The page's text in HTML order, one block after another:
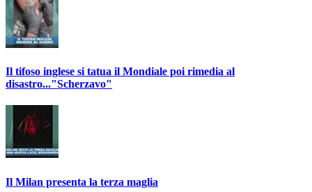
Il tifoso inglese si tatua il Mondiale poi rimedia al
disastro..."Scherzavo"
Il Milan presenta la terza maglia